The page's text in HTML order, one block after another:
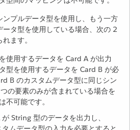
プルデータ型を使用し、もう一方
ータ型を使用している場合、次の 2
ます。
使用するデータを Card A が出力
型を使用するデータを Card B が必
B のカスタムデータ型に同じシン
の要素のみが含まれている場合を
不可能です。
String 型のデータを出力し、